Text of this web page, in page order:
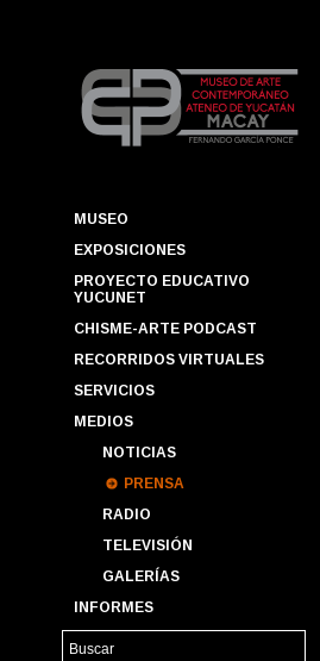
MUSEO
EXPOSICIONES
PROYECTO EDUCATIVO
YUCUNET
CHISME-ARTE PODCAST
RECORRIDOS VIRTUALES
SERVICIOS
MEDIOS
NOTICIAS
PRENSA
RADIO
TELEVISIÓN
GALERÍAS
INFORMES